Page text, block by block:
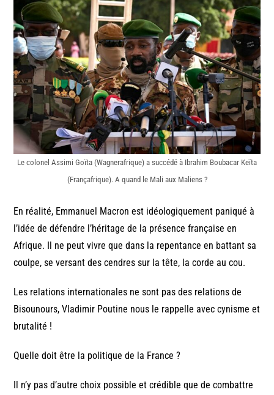
Le colonel Assimi Goïta (Wagnerafrique) a succédé à Ibrahim Boubacar Keïta
(Françafrique). A quand le Mali aux Maliens ?
En réalité, Emmanuel Macron est idéologiquement paniqué à
l’idée de défendre l’héritage de la présence française en
Afrique. Il ne peut vivre que dans la repentance en battant sa
coulpe, se versant des cendres sur la tête, la corde au cou.
Les relations internationales ne sont pas des relations de
Bisounours, Vladimir Poutine nous le rappelle avec cynisme et
brutalité !
Quelle doit être la politique de la France ?
Il n’y pas d’autre choix possible et crédible que de combattre